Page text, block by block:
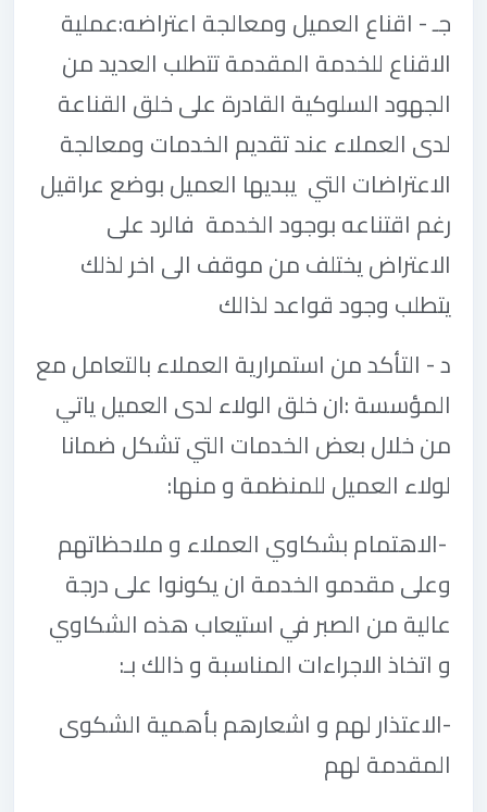
جـ - اقناع العميل ومعالجة اعتراضه:عملية
الاقناع للخدمة المقدمة تتطلب العديد من
الجهود السلوكية القادرة على خلق القناعة
لدى العملاء عند تقديم الخدمات ومعالجة
الاعتراضات التي يبديها العميل بوضع عراقيل
رغم اقتناعه بوجود الخدمة فالرد على
الاعتراض يختلف من موقف الى اخر لذلك
يتطلب وجود قواعد لذالك
د - التأكد من استمرارية العملاء بالتعامل مع
المؤسسة :ان خلق الولاء لدى العميل ياتي
من خلال بعض الخدمات التي تشكل ضمانا
لولاء العميل للمنظمة و منها:
-الاهتمام بشكاوي العملاء و ملاحظاتهم
وعلى مقدمو الخدمة ان يكونوا على درجة
عالية من الصبر في استيعاب هذه الشكاوي
و اتخاذ الاجراءات المناسبة و ذالك بـ:
-الاعتذار لهم و اشعارهم بأهمية الشكوى
المقدمة لهم